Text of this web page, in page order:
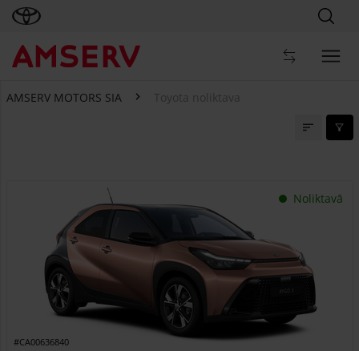
AMSERV MOTORS SIA Toyota noliktava
Noliktavā
#CA00636840